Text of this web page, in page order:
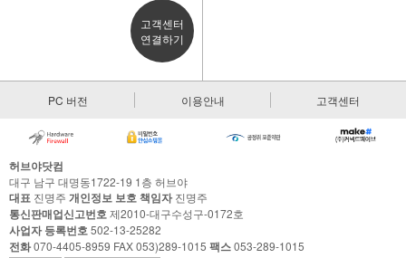
고객센터
연결하기
PC 버전 이용안내 고객센터
허브야닷컴
대구 남구 대명동1722-19 1층 허브야
대표 진명주 개인정보 보호 책임자진명주
통신판매업신고번호제2010-대구수성구-0172호
사업자 등록번호502-13-25282
전화070-4405-8959 FAX 053)289-1015 팩스053-289-1015